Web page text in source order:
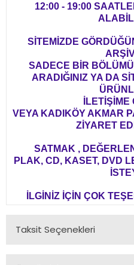
12:00 - 19:00
SİTEMİZDE
SADECE BİR
ARADIĞINIZ YA DA
VEYA KADIKÖY AKMAR
ZİYARET
SATMAK ,
PLAK, CD, KASET, DVD
İLGİNİZ İÇİN ÇOK
Taksit Seçenekleri